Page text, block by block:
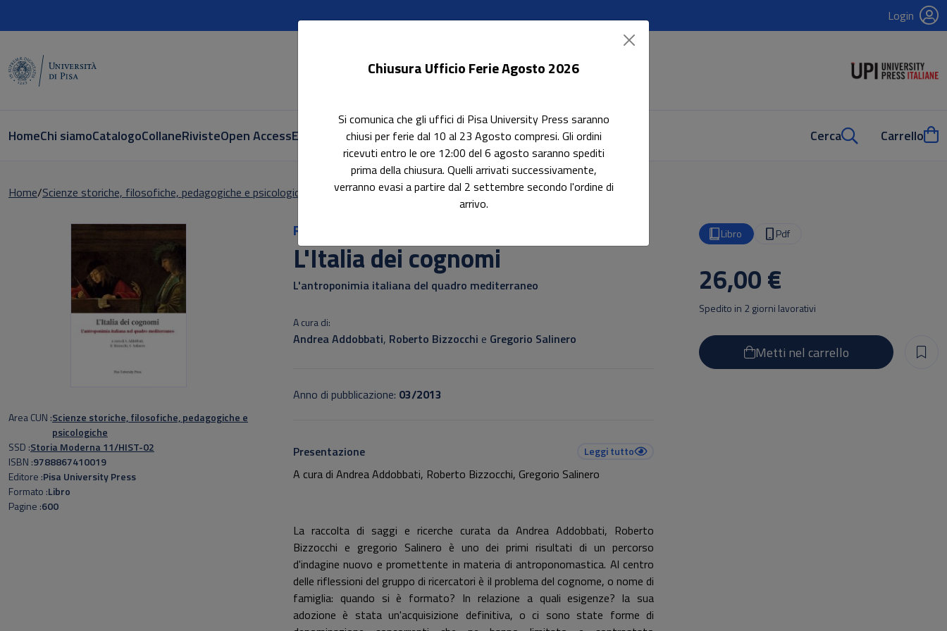
Login
HomeChi siamoCatalogoCollaneRivisteOpen AccessE-book AccessibiliIn evidenzaPubblica con noi Cerca Carrello
Home Scienze storiche, filosofiche, pedagogiche e psicologiche Storia Moderna 11/HIST-02 L'Italia dei cognomi
Ricerca
L'Italia dei cognomi
L'antroponimia italiana del quadro mediterraneo
A cura di:
Andrea Addobbati, Roberto Bizzocchi e Gregorio Salinero
Anno di pubblicazione: 03/2013
Presentazione Leggi tutto
A cura di Andrea Addobbati, Roberto Bizzocchi, Gregorio Salinero
La raccolta di saggi e ricerche curata da Andrea Addobbati, Roberto
Bizzocchi e gregorio Salinero è uno dei primi risultati di un percorso
d'indagine nuovo e promettente in materia di antroponomastica. Al centro
delle riflessioni del gruppo di ricercatori è il problema del cognome, o nome di
famiglia: quando si è formato? In relazione a quali esigenze? la sua
adozione è stata un'acquisizione definitiva, o ci sono state forme di
Area CUN Scienze storiche, filosofiche, pedagogiche e
psicologiche
SSD Storia Moderna 11/HIST-02
ISBN 9788867410019
Editore Pisa University Press
Formato Libro
Pagine 600
Libro Pdf
26,00 €
Metti nel carrello
Spedito in 2 giorni lavorativi
Chiusura Ufficio Ferie Agosto 2026
Si comunica che gli uffici di Pisa University Press saranno
chiusi per ferie dal 10 al 23 Agosto compresi. Gli ordini
ricevuti entro le ore 12:00 del 6 agosto saranno spediti
prima della chiusura. Quelli arrivati successivamente,
verranno evasi a partire dal 2 settembre secondo l'ordine di
arrivo.